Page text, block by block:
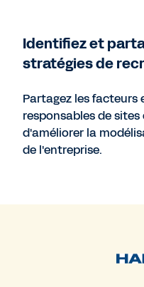
Identifiez et
stratégies de
Partagez les facteurs
responsables de
d'améliorer la
de l'entreprise.